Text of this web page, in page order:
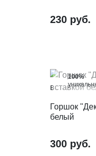
230 руб.
100%
Горшок
белый
300 руб.